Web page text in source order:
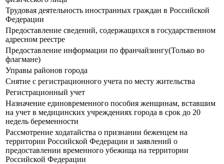
Трудовая деятельность иностранных граждан в Российской
Федерации
Предоставление сведений, содержащихся в государственном
адресном реестре
Предоставление информации по франчайзингу(Только во
флагмане)
Управы районов города
Снятие с регистрационного учета по месту жительства
Регистрационный учет
Назначение единовременного пособия женщинам, вставшим
на учет в медицинских учреждениях города в срок до 20
недель беременности
Рассмотрение ходатайства о признании беженцем на
территории Российской Федерации и заявлений о
предоставлении временного убежища на территории
Российской Федерации